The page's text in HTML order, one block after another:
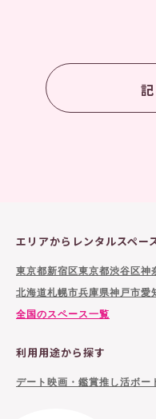
エリアからレンタルスペー
東京都新宿区東京都渋谷区神
北海道札幌市兵庫県神戸市愛
全国のスペース一覧
利用用途から探す
デート 映画・鑑賞推し活ボー